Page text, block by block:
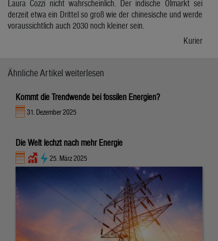
Laura Cozzi nicht wahrscheinlich. Der indische Ölmarkt sei
derzeit etwa ein Drittel so groß wie der chinesische und werde
voraussichtlich auch 2030 noch kleiner sein.
Kurier
Ähnliche Artikel weiterlesen
Kommt die Trendwende bei fossilen Energien?
31. Dezember 2025
Die Welt lechzt nach mehr Energie
25. März 2025